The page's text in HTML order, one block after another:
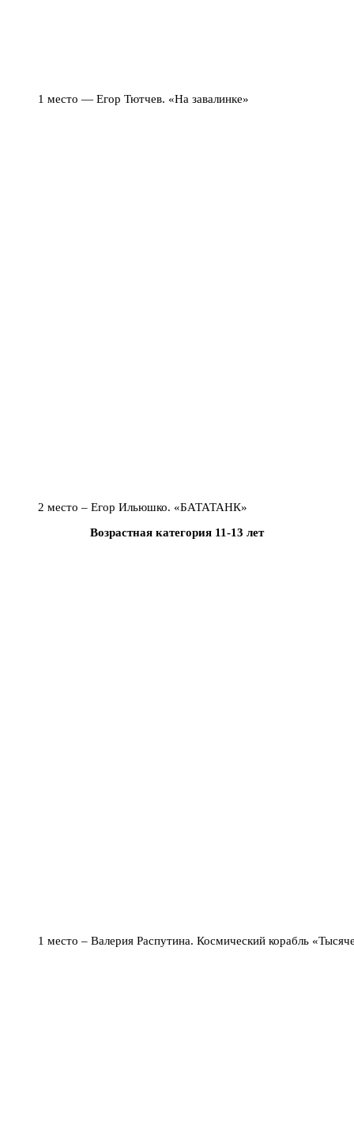
1 место — Егор Тютчев. «На завалинке»
2 место – Егор Ильюшко. «БАТАТАНК»
Возрастная категория 11-13 лет
1 место – Валерия Распутина. Космический корабль